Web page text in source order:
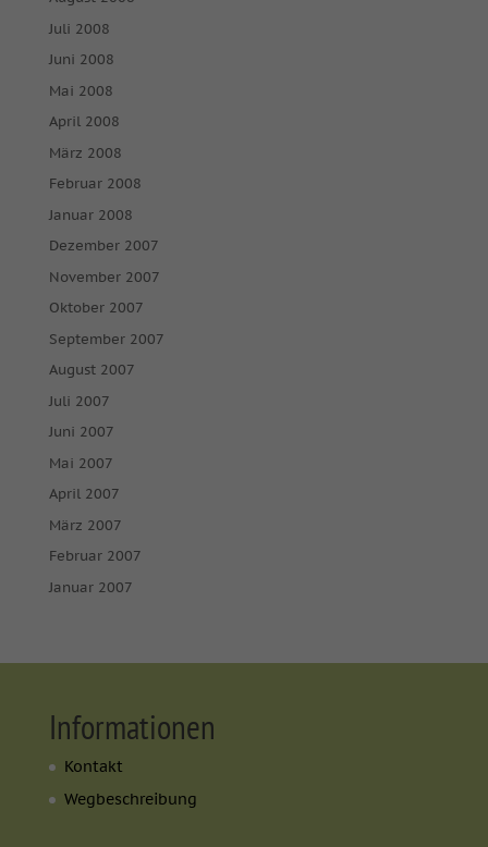
Juli 2008
Juni 2008
Mai 2008
April 2008
März 2008
Februar 2008
Januar 2008
Dezember 2007
November 2007
Oktober 2007
September 2007
August 2007
Juli 2007
Juni 2007
Mai 2007
April 2007
März 2007
Februar 2007
Januar 2007
Informationen
Kontakt
Wegbeschreibung